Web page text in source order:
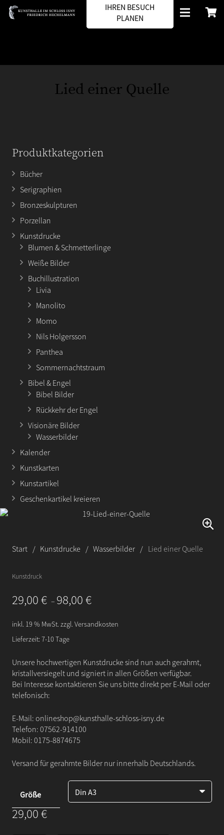
IHREN BESUCH
PLANEN
Lied einer Quelle
Produktkategorien
Bücher
Serigraphien
Bronzeskulpturen
Porzellan
Kunstdrucke
Blumen & Schmetterlinge
Weiße Bilder
Buchillustration
Livia
Manolito
Momo
Nils Holgersson
Panthea
Sommernachtstraum
Bibel & Engel
Bibel Bilder
Rückkehr der Engel
Visionäre Bilder
Wasserbilder
Kalender
Kunstkarten
Kunstartikel
Geschenkartikel kreieren
Start / Kunstdrucke / Wasserbilder / Lied einer Quelle
Kunstdruck
29,00€ – 98,00€
inkl. 19 % MwSt. zzgl. Versandkosten
Lieferzeit: 7-10 Tage
Unsere hochwertigen Kunstdrucke sind nun auch gerahmt,
kristallversiegelt und signiert in allen Größen verfügbar.
Bei Interesse kontaktieren Sie uns bitte direkt per E-Mail oder
telefonisch:
E-Mail: onlineshop@kunsthalle-schloss-isny.de
Telefon: 07562-914100
Mobil: 0175-8874675
Versand für gerahmte Bilder nur innerhalb Deutschlands.
Größe
29,00€